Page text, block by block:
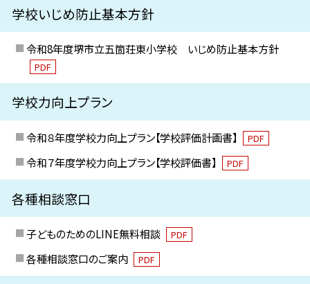
学校いじめ防止基本方針
令和8年度堺市立五箇荘東小学校 いじめ防止基本方針
PDF
学校力向上プラン
令和８年度学校力向上プラン【学校評価計画書】 PDF
令和７年度学校力向上プラン【学校評価書】 PDF
各種相談窓口
子どものためのLINE無料相談 PDF
各種相談窓口のご案内 PDF